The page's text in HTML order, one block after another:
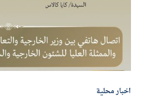
اخبار محلية